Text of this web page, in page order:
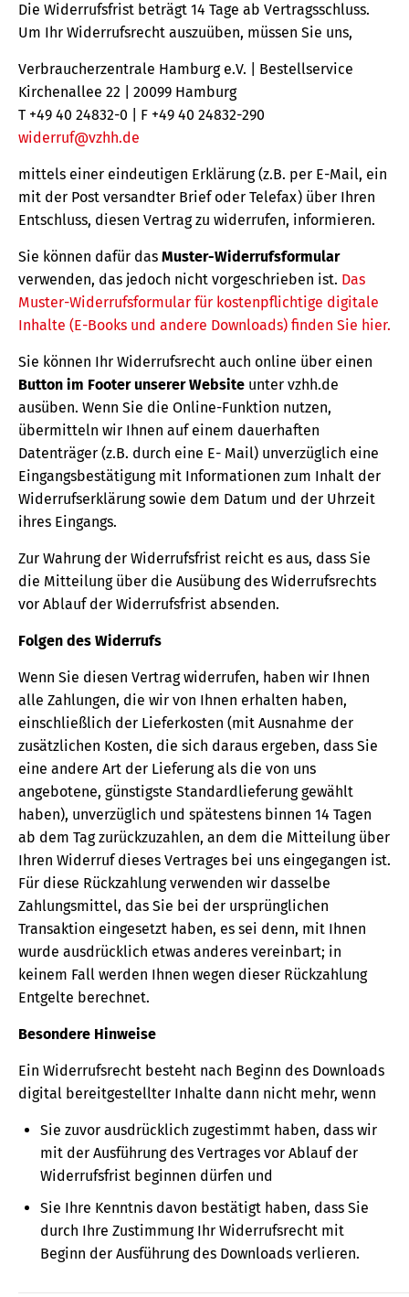
Die Widerrufsfrist beträgt 14 Tage ab Vertragsschluss.
Um Ihr Widerrufsrecht auszuüben, müssen Sie uns,
Verbraucherzentrale Hamburg e.V. | Bestellservice
Kirchenallee 22 | 20099 Hamburg
T +49 40 24832-0 | F +49 40 24832-290
widerruf@vzhh.de
mittels einer eindeutigen Erklärung (z.B. per E-Mail, ein
mit der Post versandter Brief oder Telefax) über Ihren
Entschluss, diesen Vertrag zu widerrufen, informieren.
Sie können dafür das Muster-Widerrufsformular
verwenden, das jedoch nicht vorgeschrieben ist. Das
Muster-Widerrufsformular für kostenpflichtige digitale
Inhalte (E-Books und andere Downloads) finden Sie hier.
Sie können Ihr Widerrufsrecht auch online über einen
Button im Footer unserer Website unter vzhh.de
ausüben. Wenn Sie die Online-Funktion nutzen,
übermitteln wir Ihnen auf einem dauerhaften
Datenträger (z.B. durch eine E- Mail) unverzüglich eine
Eingangsbestätigung mit Informationen zum Inhalt der
Widerrufserklärung sowie dem Datum und der Uhrzeit
ihres Eingangs.
Zur Wahrung der Widerrufsfrist reicht es aus, dass Sie
die Mitteilung über die Ausübung des Widerrufsrechts
vor Ablauf der Widerrufsfrist absenden.
Folgen des Widerrufs
Wenn Sie diesen Vertrag widerrufen, haben wir Ihnen
alle Zahlungen, die wir von Ihnen erhalten haben,
einschließlich der Lieferkosten (mit Ausnahme der
zusätzlichen Kosten, die sich daraus ergeben, dass Sie
eine andere Art der Lieferung als die von uns
angebotene, günstigste Standardlieferung gewählt
haben), unverzüglich und spätestens binnen 14 Tagen
ab dem Tag zurückzuzahlen, an dem die Mitteilung über
Ihren Widerruf dieses Vertrages bei uns eingegangen ist.
Für diese Rückzahlung verwenden wir dasselbe
Zahlungsmittel, das Sie bei der ursprünglichen
Transaktion eingesetzt haben, es sei denn, mit Ihnen
wurde ausdrücklich etwas anderes vereinbart; in
keinem Fall werden Ihnen wegen dieser Rückzahlung
Entgelte berechnet.
Besondere Hinweise
Ein Widerrufsrecht besteht nach Beginn des Downloads
digital bereitgestellter Inhalte dann nicht mehr, wenn
Sie zuvor ausdrücklich zugestimmt haben, dass wir
mit der Ausführung des Vertrages vor Ablauf der
Widerrufsfrist beginnen dürfen und
Sie Ihre Kenntnis davon bestätigt haben, dass Sie
durch Ihre Zustimmung Ihr Widerrufsrecht mit
Beginn der Ausführung des Downloads verlieren.